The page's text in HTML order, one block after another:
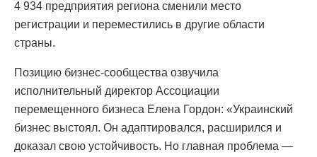
4 934 предприятия региона сменили место
регистрации и переместились в другие области
страны.
Позицию бизнес-сообщества озвучила
исполнительный директор Ассоциации
перемещенного бизнеса Елена Гордон: «Украинский
бизнес выстоял. Он адаптировался, расширился и
доказал свою устойчивость. Но главная проблема —